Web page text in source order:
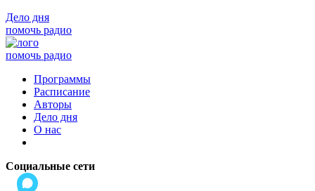
Дело дня
помочь радио
помочь радио
Программы
Расписание
Авторы
Дело дня
О нас
Социальные сети